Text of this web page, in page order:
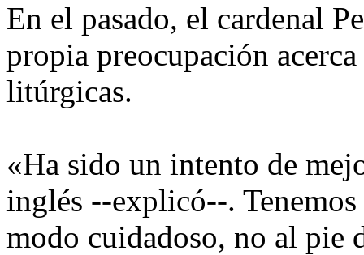
En el pasado, el cardenal
propia preocupación
litúrgicas.
«Ha sido un intento de
inglés --explicó--.
modo cuidadoso, no al pie